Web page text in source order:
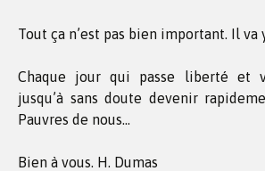
Tout ça n’est pas bien important. Il va
Chaque jour qui passe liberté et
jusqu’à sans doute devenir
Pauvres de nous…
Bien à vous. H. Dumas